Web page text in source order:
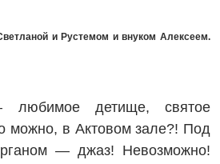
и Рустемом и внуком Алексеем.
любимое детище, святое
можно, в Актовом зале?! Под
— джаз! Невозможно!